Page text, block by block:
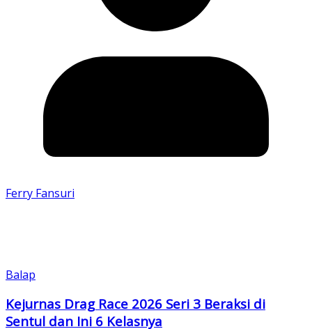
Ferry Fansuri
Balap
Kejurnas Drag Race 2026 Seri 3 Beraksi di
Sentul dan Ini 6 Kelasnya